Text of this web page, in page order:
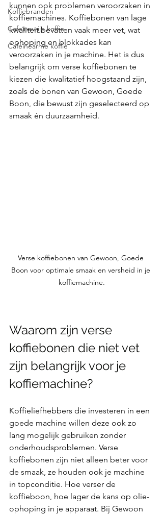
Koffiebranden
Cafeïnevrije koffie
Cafeïnearme koffie
kunnen ook problemen veroorzaken in
koffiemachines. Koffiebonen van lage
kwaliteit bevatten vaak meer vet, wat
ophoping en blokkades kan
veroorzaken in je machine. Het is dus
belangrijk om verse koffiebonen te
kiezen die kwalitatief hoogstaand zijn,
zoals de bonen van Gewoon, Goede
Boon, die bewust zijn geselecteerd op
smaak én duurzaamheid.
Verse koffiebonen van Gewoon, Goede
Boon voor optimale smaak en versheid in je
koffiemachine.
Waarom zijn verse
koffiebonen die niet vet
zijn belangrijk voor je
koffiemachine?
Koffieliefhebbers die investeren in een
goede machine willen deze ook zo
lang mogelijk gebruiken zonder
onderhoudsproblemen. Verse
koffiebonen zijn niet alleen beter voor
de smaak, ze houden ook je machine
in topconditie. Hoe verser de
koffieboon, hoe lager de kans op olie-
ophoping in je apparaat. Bij Gewoon